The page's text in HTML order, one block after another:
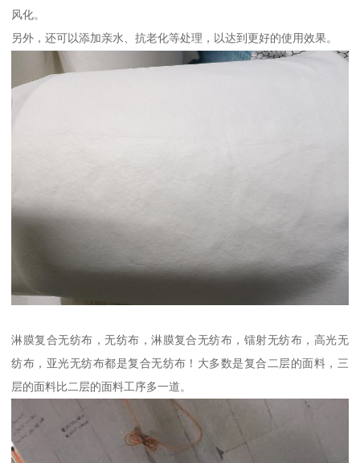
风化。
另外，还可以添加亲水、抗老化等处理，以达到更好的使用效果。
淋膜复合无纺布，无纺布，淋膜复合无纺布，镭射无纺布，高光无
纺布，亚光无纺布都是复合无纺布！大多数是复合二层的面料，三
层的面料比二层的面料工序多一道。